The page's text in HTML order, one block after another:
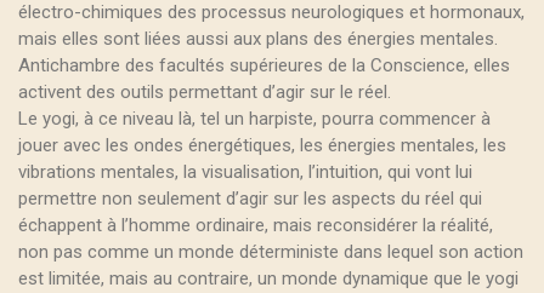
électro-chimiques des processus neurologiques et hormonaux,
mais elles sont liées aussi aux plans des énergies mentales.
Antichambre des facultés supérieures de la Conscience, elles
activent des outils permettant d’agir sur le réel.
Le yogi, à ce niveau là, tel un harpiste, pourra commencer à
jouer avec les ondes énergétiques, les énergies mentales, les
vibrations mentales, la visualisation, l’intuition, qui vont lui
permettre non seulement d’agir sur les aspects du réel qui
échappent à l’homme ordinaire, mais reconsidérer la réalité,
non pas comme un monde déterministe dans lequel son action
est limitée, mais au contraire, un monde dynamique que le yogi